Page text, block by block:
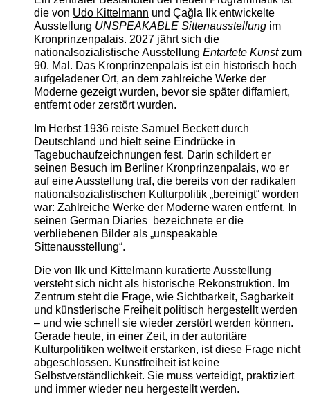
die von Udo Kittelmann und Çağla Ilk entwickelte
Ausstellung UNSPEAKABLE Sittenausstellungim
Kronprinzenpalais. 2027 jährt sich die
nationalsozialistische Ausstellung Entartete Kunstzum
90. Mal. Das Kronprinzenpalais ist ein historisch hoch
aufgeladener Ort, an dem zahlreiche Werke der
Moderne gezeigt wurden, bevor sie später diffamiert,
entfernt oder zerstört wurden.
Im Herbst 1936 reiste Samuel Beckett durch
Deutschland und hielt seine Eindrücke in
Tagebuchaufzeichnungen fest. Darin schildert er
seinen Besuch im Berliner Kronprinzenpalais, wo er
auf eine Ausstellung traf, die bereits von der radikalen
nationalsozialistischen Kulturpolitik „bereinigt“ worden
war: Zahlreiche Werke der Moderne waren entfernt. In
seinen German Diaries bezeichnete er die
verbliebenen Bilder als „unspeakable
Sittenausstellung“.
Die von Ilk und Kittelmann kuratierte Ausstellung
versteht sich nicht als historische Rekonstruktion. Im
Zentrum steht die Frage, wie Sichtbarkeit, Sagbarkeit
und künstlerische Freiheit politisch hergestellt werden
– und wie schnell sie wieder zerstört werden können.
Gerade heute, in einer Zeit, in der autoritäre
Kulturpolitiken weltweit erstarken, ist diese Frage nicht
abgeschlossen. Kunstfreiheit ist keine
Selbstverständlichkeit. Sie muss verteidigt, praktiziert
und immer wieder neu hergestellt werden.